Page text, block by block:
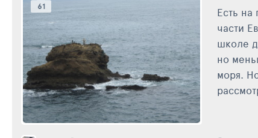
61
Есть
части
школе
но
моря.